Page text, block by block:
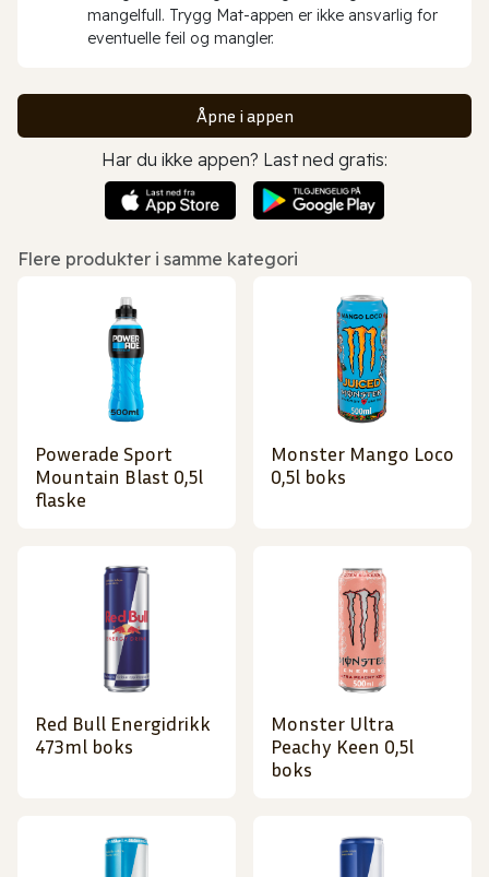
mangelfull. Trygg Mat-appen er ikke ansvarlig for
eventuelle feil og mangler.
Åpne i appen
Har du ikke appen? Last ned gratis:
Flere produkter i samme kategori
Powerade Sport
Mountain Blast 0,5l
flaske
Monster Mango Loco
0,5l boks
Red Bull Energidrikk
473ml boks
Monster Ultra
Peachy Keen 0,5l
boks